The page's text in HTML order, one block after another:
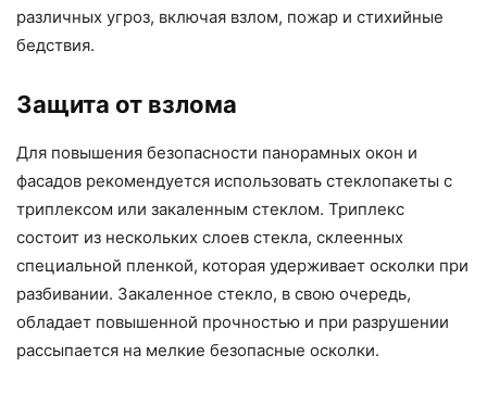
различных угроз, включая взлом, пожар и стихийные
бедствия.
Защита от взлома
Для повышения безопасности панорамных окон и
фасадов рекомендуется использовать стеклопакеты с
триплексом или закаленным стеклом. Триплекс
состоит из нескольких слоев стекла, склеенных
специальной пленкой, которая удерживает осколки при
разбивании. Закаленное стекло, в свою очередь,
обладает повышенной прочностью и при разрушении
рассыпается на мелкие безопасные осколки.